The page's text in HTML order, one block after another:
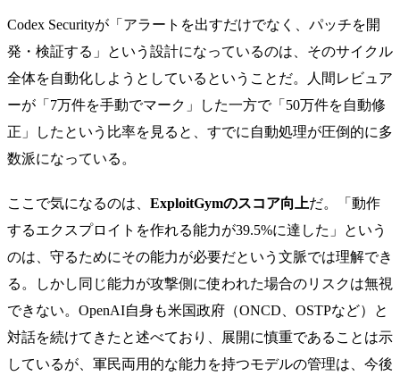
Codex Securityが「アラートを出すだけでなく、パッチを開
発・検証する」という設計になっているのは、そのサイクル
全体を自動化しようとしているということだ。人間レビュア
ーが「7万件を手動でマーク」した一方で「50万件を自動修
正」したという比率を見ると、すでに自動処理が圧倒的に多
数派になっている。
ここで気になるのは、 ExploitGymのスコア向上だ。「動作
するエクスプロイトを作れる能力が39.5%に達した」という
のは、守るためにその能力が必要だという文脈では理解でき
る。しかし同じ能力が攻撃側に使われた場合のリスクは無視
できない。OpenAI自身も米国政府（ONCD、OSTPなど）と
対話を続けてきたと述べており、展開に慎重であることは示
しているが、軍民両用的な能力を持つモデルの管理は、今後